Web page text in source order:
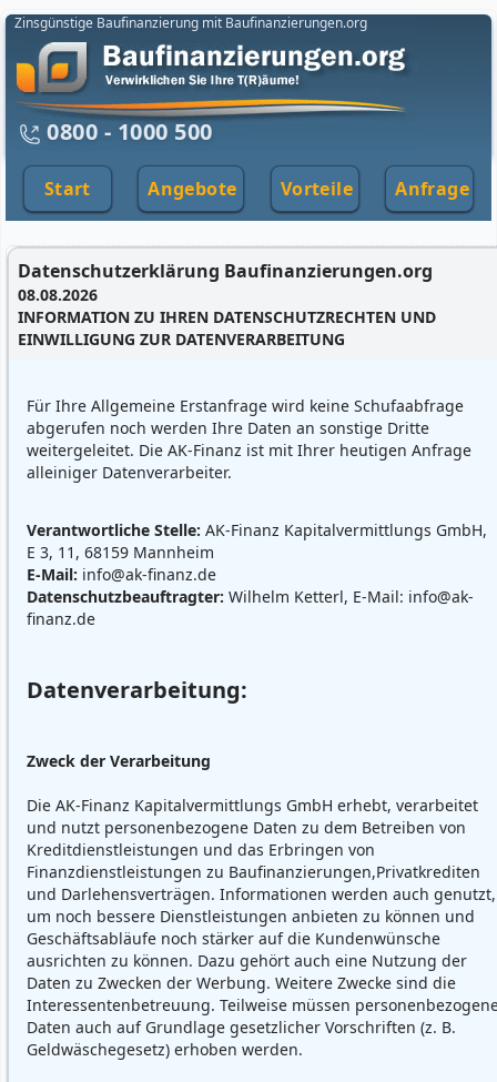
Zinsgünstige Baufinanzierung mit Baufinanzierungen.org
0800 - 1000 500
Start Angebote Vorteile Anfrage
Datenschutzerklärung Baufinanzierungen.org
08.08.2026
INFORMATION ZU IHREN DATENSCHUTZRECHTEN UND
EINWILLIGUNG ZUR DATENVERARBEITUNG
Für Ihre Allgemeine Erstanfrage wird keine Schufaabfrage
abgerufen noch werden Ihre Daten an sonstige Dritte
weitergeleitet. Die AK-Finanz ist mit Ihrer heutigen Anfrage
alleiniger Datenverarbeiter.
Verantwortliche Stelle: AK-Finanz Kapitalvermittlungs GmbH,
E 3, 11, 68159 Mannheim
E-Mail: info@ak-finanz.de
Datenschutzbeauftragter: Wilhelm Ketterl, E-Mail: info@ak-
finanz.de
Datenverarbeitung:
Zweck der Verarbeitung
Die AK-Finanz Kapitalvermittlungs GmbH erhebt, verarbeitet
und nutzt personenbezogene Daten zu dem Betreiben von
Kreditdienstleistungen und das Erbringen von
Finanzdienstleistungen zu Baufinanzierungen,Privatkrediten
und Darlehensverträgen. Informationen werden auch genutzt,
um noch bessere Dienstleistungen anbieten zu können und
Geschäftsabläufe noch stärker auf die Kundenwünsche
ausrichten zu können. Dazu gehört auch eine Nutzung der
Daten zu Zwecken der Werbung. Weitere Zwecke sind die
Interessentenbetreuung. Teilweise müssen
Daten auch auf Grundlage gesetzlicher Vorschriften (z. B.
Geldwäschegesetz) erhoben werden.